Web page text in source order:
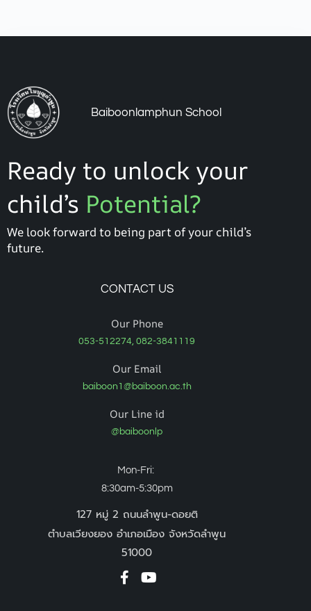
Baiboonlamphun School
Ready to unlock your
child’s Potential?
We look forward to being part of your child’s
future.
CONTACT US
Our Phone
053-512274, 082-3841119
Our Email
baiboon1@baiboon.ac.th
Our Line id
@baiboonlp
Mon-Fri:
8:30am-5:30pm
127 หมู่ 2 ถนนลำพูน-ดอยติ
ตำบลเวียงยอง อำเภอเมือง จังหวัดลำพูน
51000